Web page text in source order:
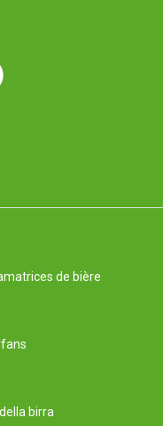
de bière
birra